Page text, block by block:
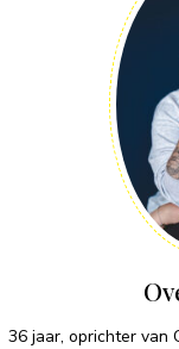
36 jaar, oprichter van